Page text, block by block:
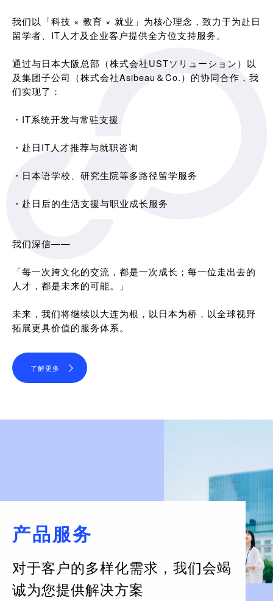
我们以「科技 × 教育 × 就业」为核心理念，致力于为赴日
留学者、IT人才及企业客户提供全方位支持服务。
通过与日本大阪总部（株式会社USTソリューション）以
及集团子公司（株式会社Asibeau＆Co.）的协同合作，我
们实现了：
・IT系统开发与常驻支援
・赴日IT人才推荐与就职咨询
・日本语学校、研究生院等多路径留学服务
・赴日后的生活支援与职业成长服务
我们深信——
「每一次跨文化的交流，都是一次成长；每一位走出去的
人才，都是未来的可能。」
未来，我们将继续以大连为根，以日本为桥，以全球视野
拓展更具价值的服务体系。
了解更多
产品服务
对于客户的多样化需求， 我们会竭
诚为您提供解决方案